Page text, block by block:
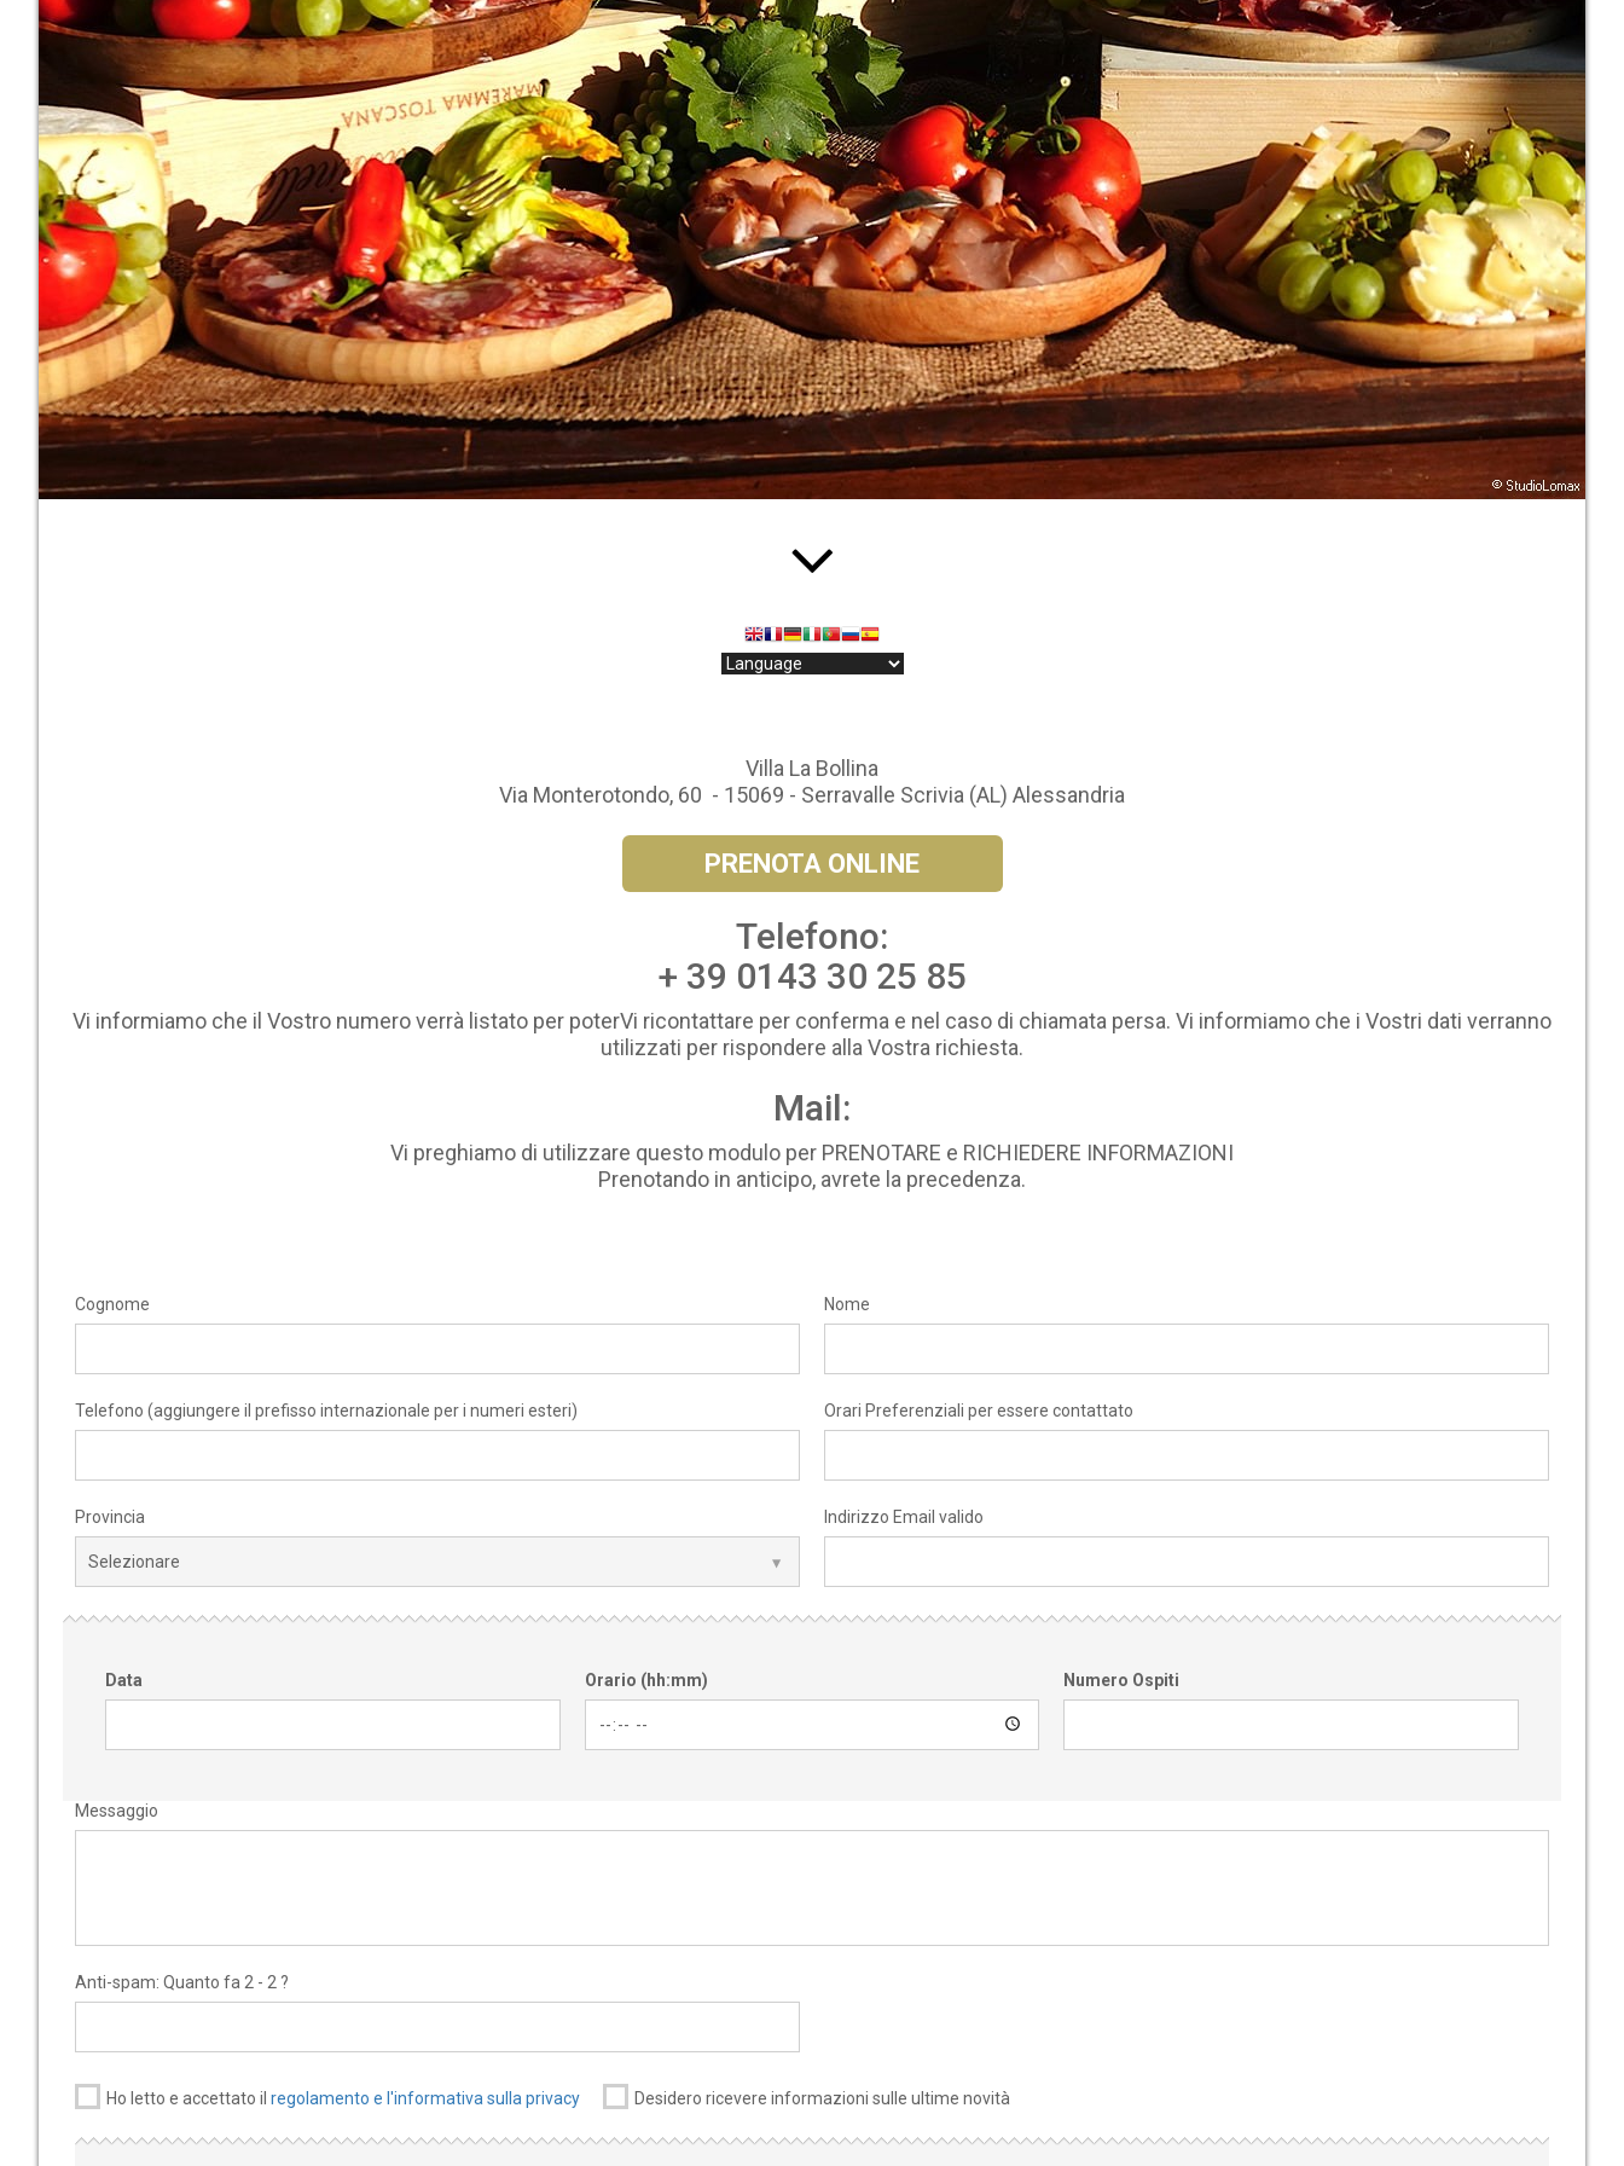
Villa La Bollina
Via Monterotondo, 60 - 15069 - Serravalle Scrivia (AL) Alessandria
PRENOTA ONLINE
Telefono:
+ 39 0143 30 25 85
Vi informiamo che il Vostro numero verrà listato per poterVi ricontattare per conferma e nel caso di chiamata persa. Vi informiamo che i Vostri dati verranno
utilizzati per rispondere alla Vostra richiesta.
Mail:
Vi preghiamo di utilizzare questo modulo per PRENOTARE e RICHIEDERE INFORMAZIONI
Prenotando in anticipo, avrete la precedenza.
Cognome Nome
Telefono (aggiungere il prefisso internazionale per i numeri esteri) Orari Preferenziali per essere contattato
Provincia Indirizzo Email valido
Data Orario (hh:mm) Numero Ospiti
Messaggio
Anti-spam: Quanto fa 2 - 2 ?
Ho letto e accettato il regolamento e l'informativa sulla privacy Desidero ricevere informazioni sulle ultime novità